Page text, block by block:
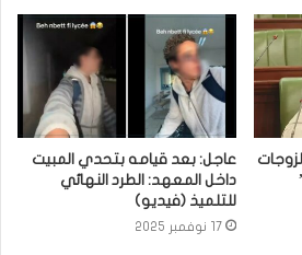
عاجل: بعد قيامه بتحدي المبيت
داخل المعهد: الطرد النهائي
للتلميذ (فيديو)
17 نوفمبر 2025